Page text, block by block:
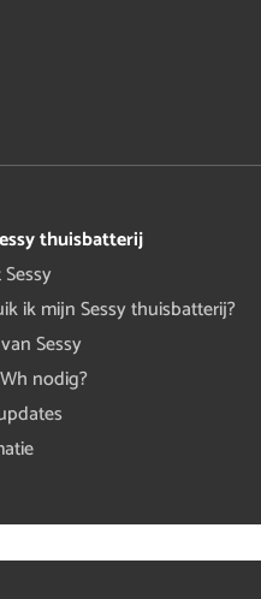
thuisbatterij
ik mijn Sessy thuisbatterij?
Sessy
nodig?